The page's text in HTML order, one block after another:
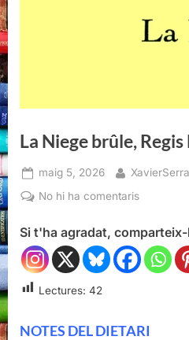
La Niege brûle,
Posted
on
maig 5, 2026 By
No hi ha comentarisa
Niege
brûle,
Regis
Si t'ha agradat,
Lectures: 42
NOTES DEL DIETARI